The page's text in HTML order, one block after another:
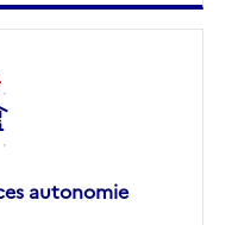
autonomie